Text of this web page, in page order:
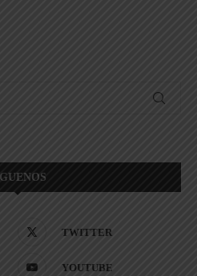
TWITTER
YOUTUBE